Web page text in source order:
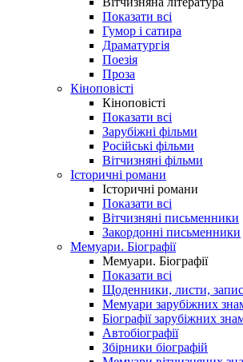
Показати всі
Гумор і сатира
Драматургія
Поезія
Проза
Кіноповісті
Кіноповісті
Показати всі
Зарубіжні фільми
Російські фільми
Вітчизняні фільми
Історичні романи
Історичні романи
Показати всі
Вітчизняні письменники
Закордонні письменники
Мемуари. Біографії
Мемуари. Біографії
Показати всі
Щоденники, листи,
Мемуари зарубіжних
Біографії зарубіжних
Автобіографії
Збірники біографій